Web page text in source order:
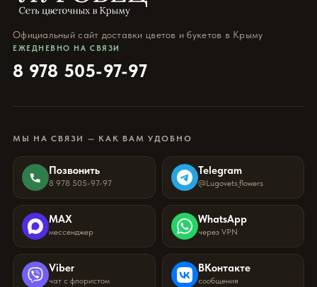
Официальный сайт доставки цветов и букетов в Крыму
ЕЖЕДНЕВНО НА СВЯЗИ
8 978 505-97-97
МЫ НА СВЯЗИ — КАК ВАМ УДОБНО
Позвонить
8 978 505-97-97
Telegram
@Lugovets_flowers
MAX
мессенджер
WhatsApp
через VPN
Viber
чат с флористом
ВКонтакте
сообщения